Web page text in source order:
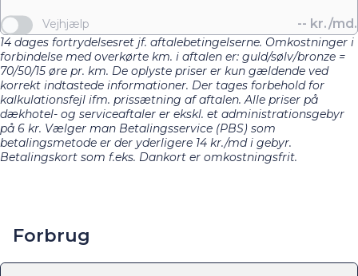
Vejhjælp -- kr./md.
14 dages fortrydelsesret jf. aftalebetingelserne. Omkostninger i
forbindelse med overkørte km. i aftalen er: guld/sølv/bronze =
70/50/15 øre pr. km. De oplyste priser er kun gældende ved
korrekt indtastede informationer. Der tages forbehold for
kalkulationsfejl ifm. prissætning af aftalen. Alle priser på
dækhotel- og serviceaftaler er ekskl. et administrationsgebyr
på 6 kr. Vælger man Betalingsservice (PBS) som
betalingsmetode er der yderligere 14 kr./md i gebyr.
Betalingskort som f.eks. Dankort er omkostningsfrit.
Forbrug